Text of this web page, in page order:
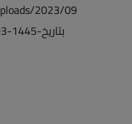
بتاريخ-1445-03-09-في-22.13.49.mp4